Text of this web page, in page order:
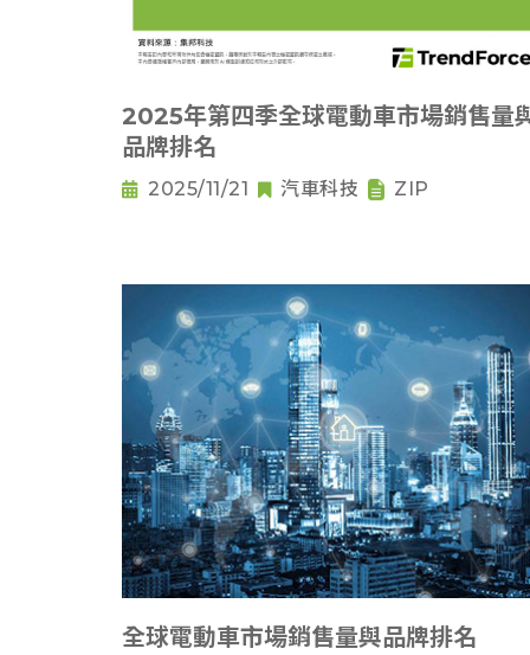
2025年第四季全球電動車市場銷售量
品牌排名
2025/11/21 汽車科技 ZIP
全球電動車市場銷售量與品牌排名